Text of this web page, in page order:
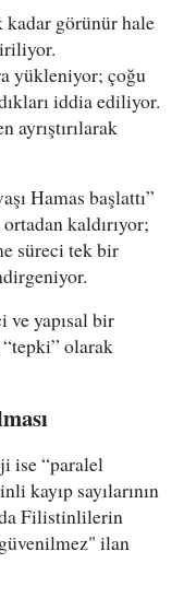
kadar görünür hale
yükleniyor; çoğu
iddia ediliyor.
ayrıştırılarak
Hamas başlattı”
kaldırıyor;
süreci tek bir
ve yapısal bir
“tepki” olarak
ise “paralel
kayıp sayılarının
Filistinlilerin
ilan